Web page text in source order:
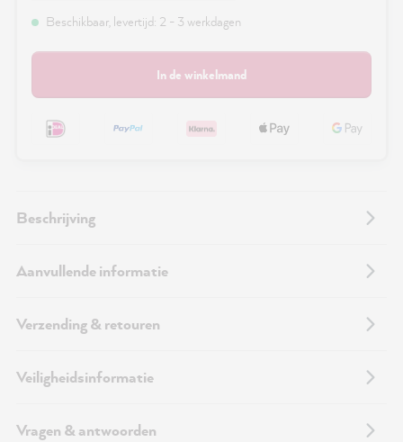
Beschikbaar, levertijd: 2 - 3 werkdagen
In de winkelmand
Beschrijving
Aanvullende informatie
Verzending & retouren
Veiligheidsinformatie
Vragen & antwoorden